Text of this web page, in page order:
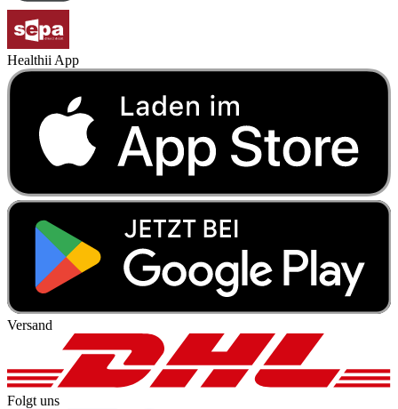
Healthii App
Versand
Folgt uns